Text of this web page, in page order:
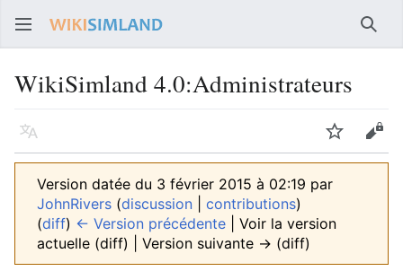
WikiSimland 4.0:Administrateurs
Langue Suivre
Version datée du 3 février 2015 à 02:19 par
JohnRivers (discussion contributions)
(diff) ← Version précédente | Voir la version
actuelle (diff) | Version suivante → (diff)